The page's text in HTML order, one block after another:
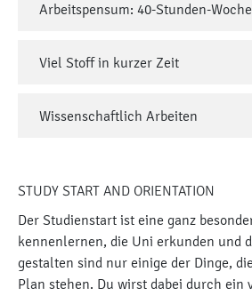
Arbeitspensum: 40-Stunden-Woche
Viel Stoff in kurzer Zeit
Wissenschaftlich Arbeiten
STUDY START AND ORIENTATION
Der Studienstart ist eine ganz
kennenlernen, die Uni erkunden und
gestalten sind nur einige der Dinge,
Plan stehen. Du wirst dabei durch ein